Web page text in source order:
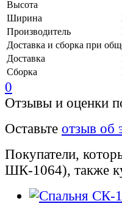
Высота
Ширина
Производитель
Доставка и сборка при
Доставка
Сборка
0
Отзывы и оценки
Оставьте отзыв об
Покупатели,
ШК-1064), также